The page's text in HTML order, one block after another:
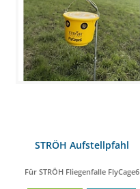
STRÖH Aufstellpfahl
Für STRÖH Fliegenfalle FlyCage6